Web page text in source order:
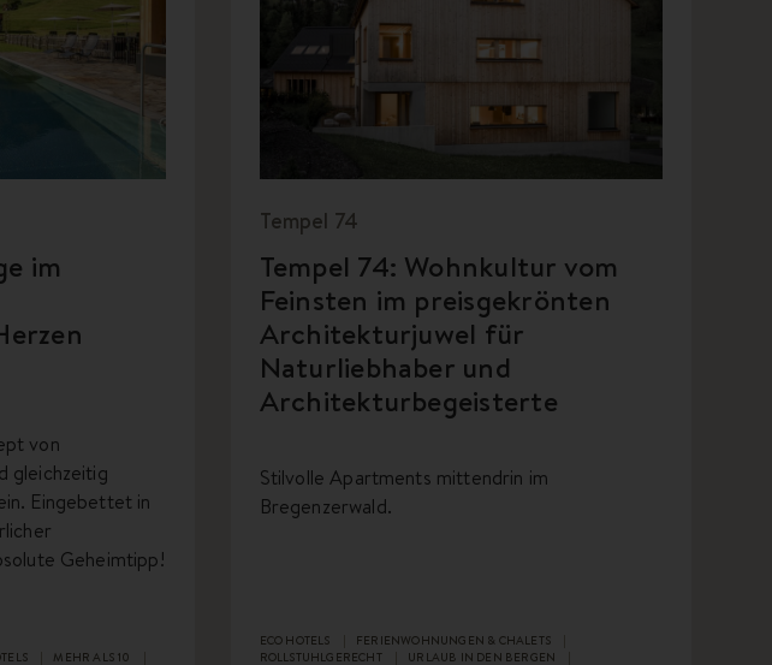
im
von
gleichzeitig
Eingebettet in
Geheimtipp!
MEHR ALS 10
Tempel 74
Tempel 74: Wohnkultur vom
Feinsten im preisgekrönten
Architekturjuwel für
Naturliebhaber und
Architekturbegeisterte
Stilvolle Apartments mittendrin im
Bregenzerwald.
ECO HOTELS
FERIENWOHNUNGEN & CHALETS
ROLLSTUHLGERECHT
URLAUB IN DEN BERGEN